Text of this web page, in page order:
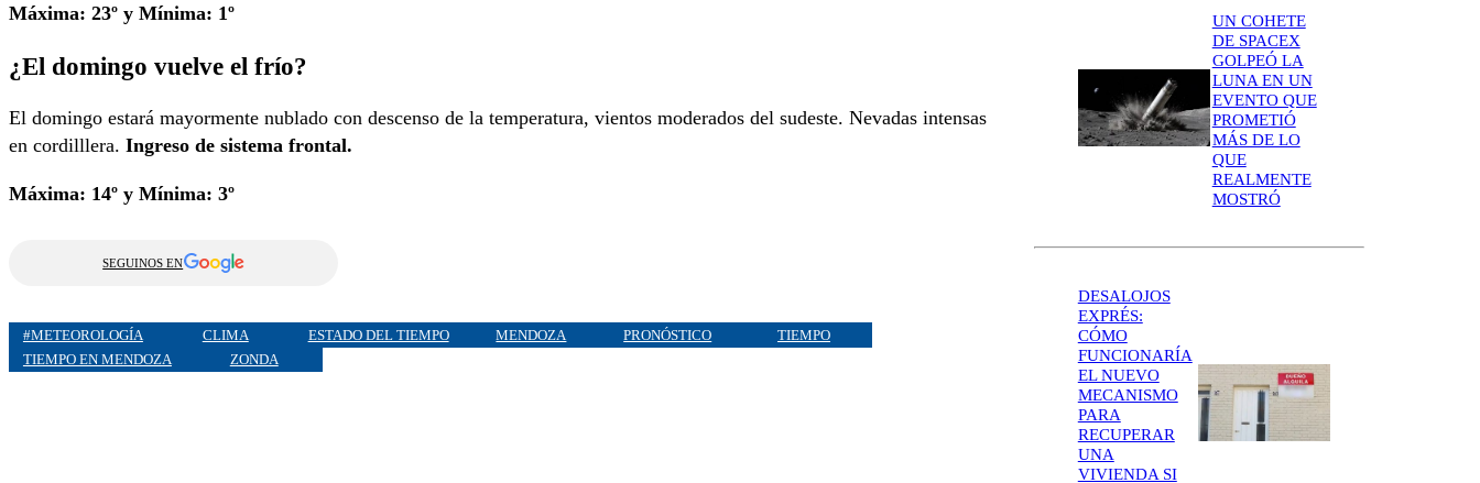
Máxima: 23º y Mínima: 1º
¿El domingo vuelve el frío?
El domingo estará mayormente nublado con descenso de la temperatura, vientos moderados del sudeste. Nevadas intensas
en cordilllera. Ingreso de sistema frontal.
Máxima: 14º y Mínima: 3º
SEGUINOS EN
#METEOROLOGÍA CLIMA ESTADO DEL TIEMPO MENDOZA PRONÓSTICO
TIEMPO
TIEMPO EN MENDOZA
ZONDA
UN COHETE
DE SPACEX
GOLPEÓ LA
LUNA EN UN
EVENTO QUE
PROMETIÓ
MÁS DE LO
QUE
REALMENTE
MOSTRÓ
DESALOJOS
EXPRÉS:
CÓMO
FUNCIONARÍA
EL NUEVO
MECANISMO
PARA
RECUPERAR
UNA
VIVIENDA SI